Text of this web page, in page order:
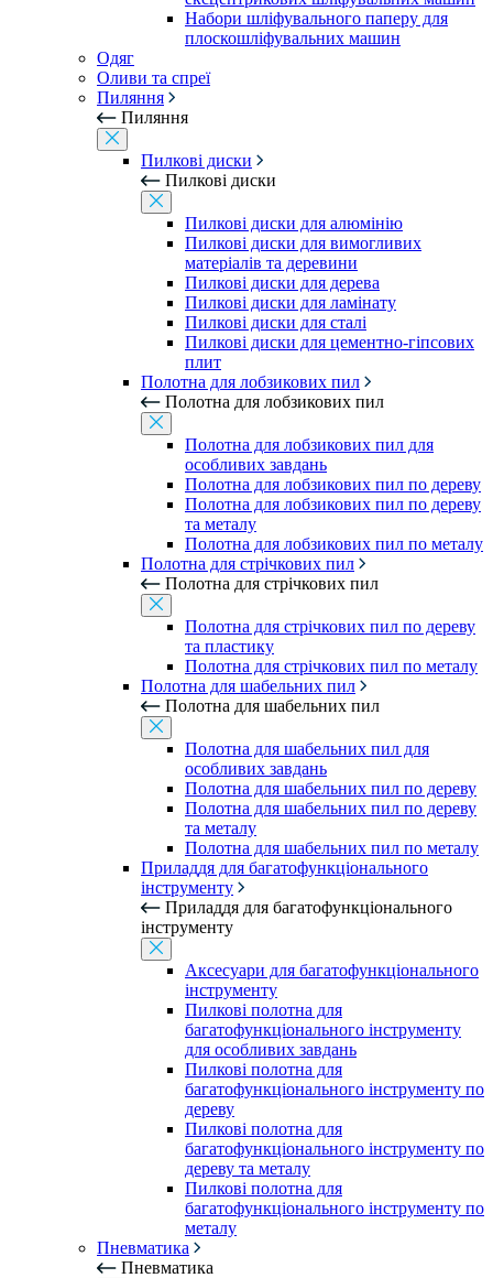
Набори шліфувального паперу для
плоскошліфувальних машин
Одяг
Оливи та спреї
Пиляння
Пиляння
Пилкові диски
Пилкові диски
Пилкові диски для алюмінію
Пилкові диски для вимогливих
матеріалів та деревини
Пилкові диски для дерева
Пилкові диски для ламінату
Пилкові диски для сталі
Пилкові диски для цементно-гіпсових
плит
Полотна для лобзикових пил
Полотна для лобзикових пил
Полотна для лобзикових пил для
особливих завдань
Полотна для лобзикових пил по дереву
Полотна для лобзикових пил по дереву
та металу
Полотна для лобзикових пил по металу
Полотна для стрічкових пил
Полотна для стрічкових пил
Полотна для стрічкових пил по дереву
та пластику
Полотна для стрічкових пил по металу
Полотна для шабельних пил
Полотна для шабельних пил
Полотна для шабельних пил для
особливих завдань
Полотна для шабельних пил по дереву
Полотна для шабельних пил по дереву
та металу
Полотна для шабельних пил по металу
Приладдя для багатофункціонального
інструменту
Приладдя для багатофункціонального
інструменту
Аксесуари для багатофункціонального
інструменту
Пилкові полотна для
багатофункціонального інструменту
для особливих завдань
Пилкові полотна для
багатофункціонального інструменту по
дереву
Пилкові полотна для
багатофункціонального інструменту по
дереву та металу
Пилкові полотна для
багатофункціонального інструменту по
металу
Пневматика
Пневматика